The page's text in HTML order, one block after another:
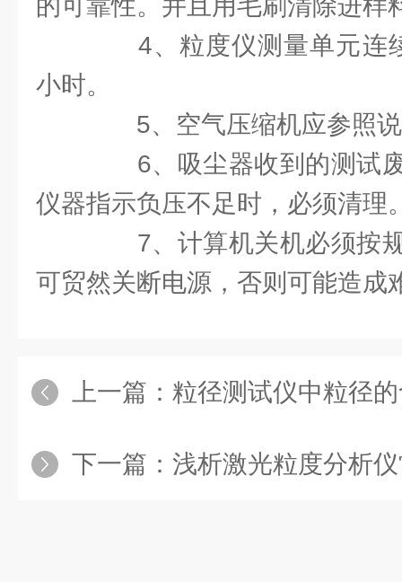
的可靠性。并且用毛刷清除进样
4、粒度仪测量单元连
小时。
5、空气压缩机应参照说
6、吸尘器收到的测试废
仪器指示负压不足时，必须清理
7、计算机关机必须按规
可贸然关断电源，否则可能造成
上一篇： 粒径测试仪中粒径
下一篇： 浅析激光粒度分析